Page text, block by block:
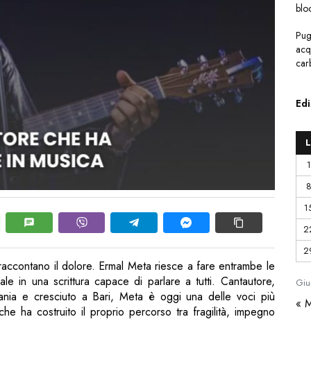
il dolore. Ermal Meta riesce a fare entrambe le
in una scrittura capace di parlare a tutti. Cantautore,
e cresciuto a Bari, Meta è oggi una delle voci più
ha costruito il proprio percorso tra fragilità, impegno
L
1
8
«